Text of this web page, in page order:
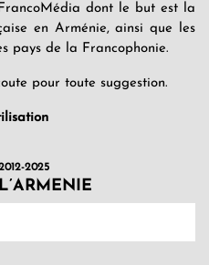
dont le but est la
en Arménie, ainsi que les
pays de la Francophonie.
pour toute suggestion.
2025